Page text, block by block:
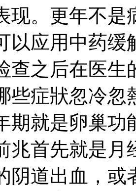
现。更年不是
以应用中药
查之后在医生
些症狀忽冷忽
期就是卵巢
兆首先就是月
阴道出血，或